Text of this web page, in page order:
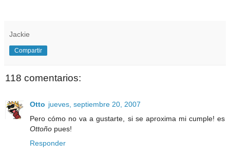
Jackie
Compartir
118 comentarios:
Otto jueves, septiembre 20, 2007
Pero cómo no va a gustarte, si se aproxima mi cumple! es
Ottoño pues!
Responder